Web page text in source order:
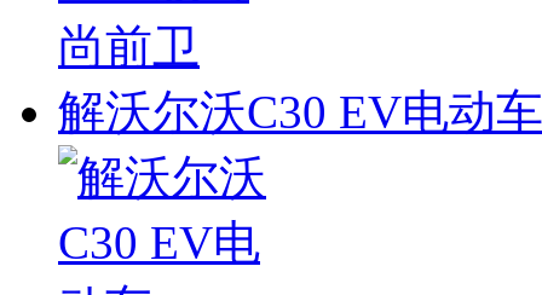
解沃尔沃C30 EV电动车